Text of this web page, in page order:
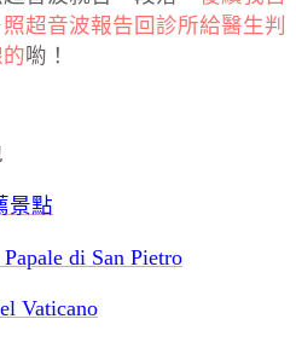
超音波報告回診所給醫生判
喲！
景點
di San Pietro
Vaticano